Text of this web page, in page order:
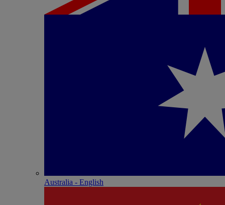
Australia - English